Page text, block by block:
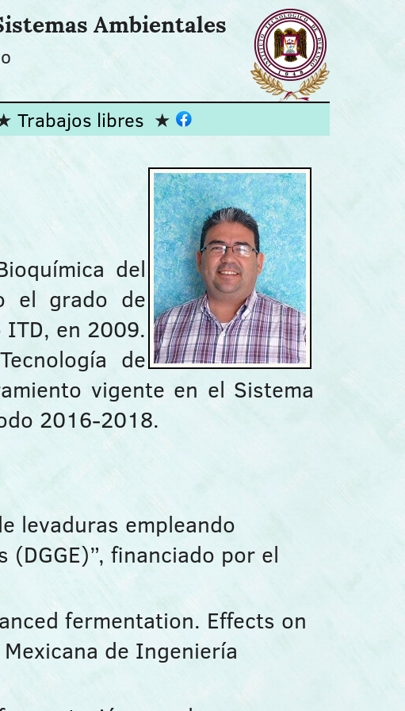
Ambientales
Trabajos libres
del
el grado de
en 2009.
de
vigente en el Sistema
2016-2018.
levaduras empleando
financiado por el
fermentation. Effects on
de Ingeniería